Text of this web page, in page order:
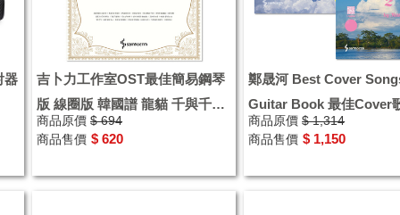
器
吉卜力工作室OST最佳簡易鋼琴
版 線圈版 韓國譜 龍貓 千與千尋
哈爾的移動城堡 貓之報恩
商品原價 $ 694
商品售價 $ 620
鄭晟河 Best Cover
Guitar Book 最佳Cover
他譜 線圈版 韓國譜
商品原價 $ 1,314
商品售價 $ 1,150